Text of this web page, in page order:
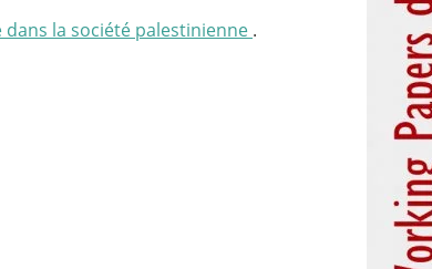
la société palestinienne .